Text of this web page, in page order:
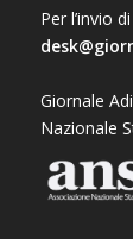
Per l’invio
Giornale
Nazionale